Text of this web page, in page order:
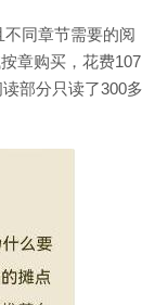
同章节需要的阅
章购买，花费107
部分只读了300多